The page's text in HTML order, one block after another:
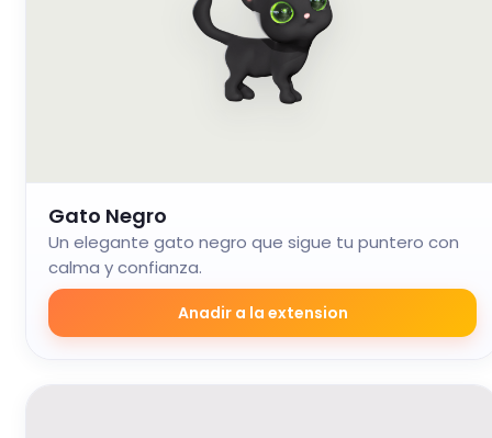
Gato Negro
Un elegante gato negro que sigue tu puntero con
calma y confianza.
Anadir a la extension